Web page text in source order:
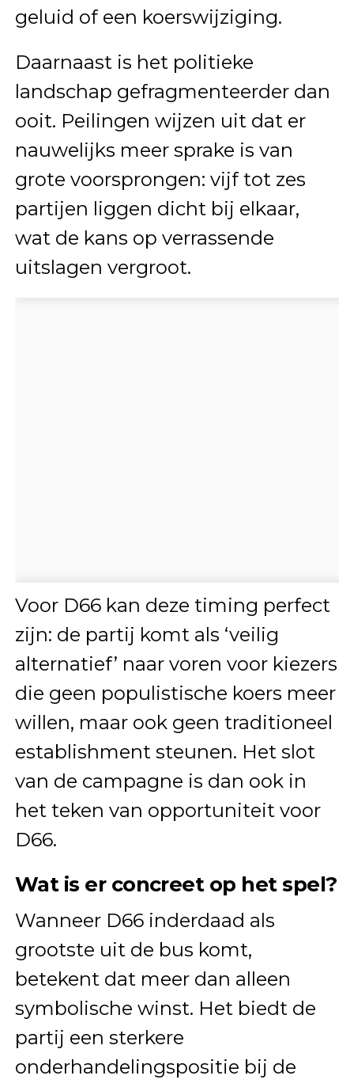
geluid of een koerswijziging.
Daarnaast is het politieke
landschap gefragmenteerder dan
ooit. Peilingen wijzen uit dat er
nauwelijks meer sprake is van
grote voorsprongen: vijf tot zes
partijen liggen dicht bij elkaar,
wat de kans op verrassende
uitslagen vergroot.
Voor D66 kan deze timing perfect
zijn: de partij komt als ‘veilig
alternatief’ naar voren voor kiezers
die geen populistische koers meer
willen, maar ook geen traditioneel
establishment steunen. Het slot
van de campagne is dan ook in
het teken van opportuniteit voor
D66.
Wat is er concreet op het spel?
Wanneer D66 inderdaad als
grootste uit de bus komt,
betekent dat meer dan alleen
symbolische winst. Het biedt de
partij een sterkere
onderhandelingspositie bij de